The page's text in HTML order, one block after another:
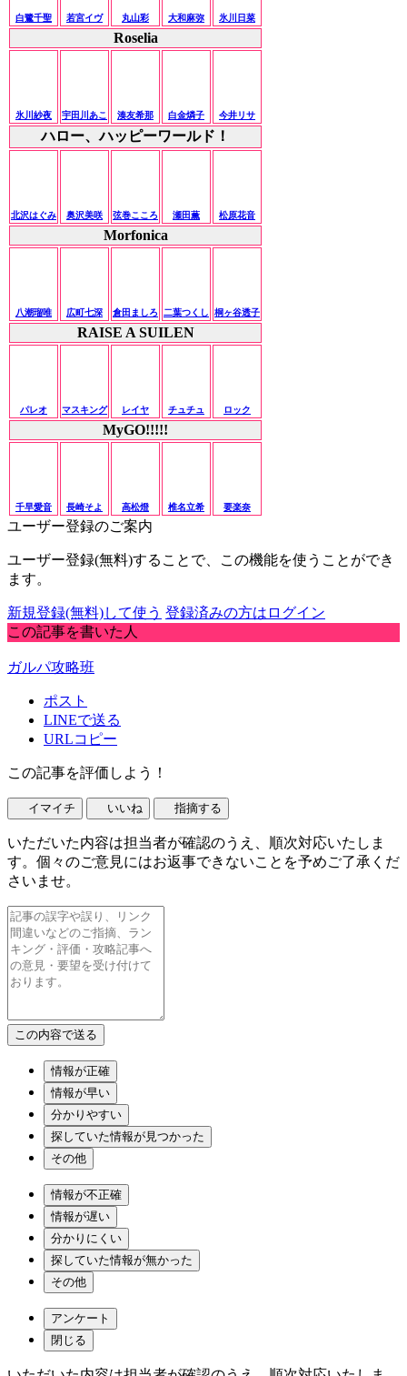
白鷺千聖 若宮イヴ 丸山彩 大和麻弥 氷川日菜
Roselia
氷川紗夜 宇田川あこ 湊友希那 白金燐子 今井リサ
ハロー、ハッピーワールド！
北沢はぐみ 奥沢美咲 弦巻こころ 瀬田薫 松原花音
Morfonica
八潮瑠唯 広町七深 倉田ましろ 二葉つくし 桐ヶ谷透子
RAISE A SUILEN
パレオ マスキング レイヤ チュチュ ロック
MyGO!!!!!
千早愛音 長崎そよ 高松燈 椎名立希 要楽奈
ユーザー登録のご案内
ユーザー登録(無料)することで、この機能を使うことができ
ます。
新規登録(無料)して使う 登録済みの方はログイン
この記事を書いた人
ガルパ攻略班
ポスト
LINEで送る
URLコピー
この記事を評価しよう！
イマイチ いいね 指摘する
いただいた内容は担当者が確認のうえ、順次対応いたしま
す。個々のご意見にはお返事できないことを予めご了承くだ
さいませ。
情報が正確
情報が早い
分かりやすい
探していた情報が見つかった
その他
情報が不正確
情報が遅い
分かりにくい
探していた情報が無かった
その他
アンケート
閉じる